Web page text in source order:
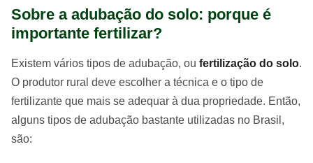
Sobre a adubação do solo: porque é
importante fertilizar?
Existem vários tipos de adubação, ou fertilização do solo.
O produtor rural deve escolher a técnica e o tipo de
fertilizante que mais se adequar à dua propriedade. Então,
alguns tipos de adubação bastante utilizadas no Brasil,
são: